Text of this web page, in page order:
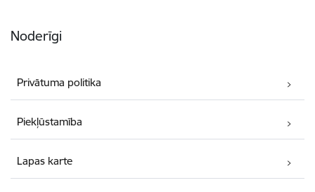
Noderīgi
Privātuma politika
Piekļūstamība
Lapas karte